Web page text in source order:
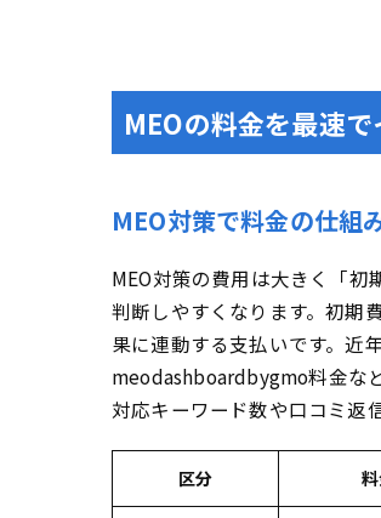
MEOの料金を最速
MEO対策で料金の仕組
MEO対策の費用は大きく「
判断しやすくなります。初期
果に連動する支払いです。近
meodashboardbygmo料金な
対応キーワード数や口コミ返
区分